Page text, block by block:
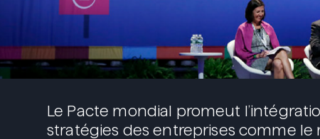
Le Pacte mondial promeut
stratégies des entreprises comme le